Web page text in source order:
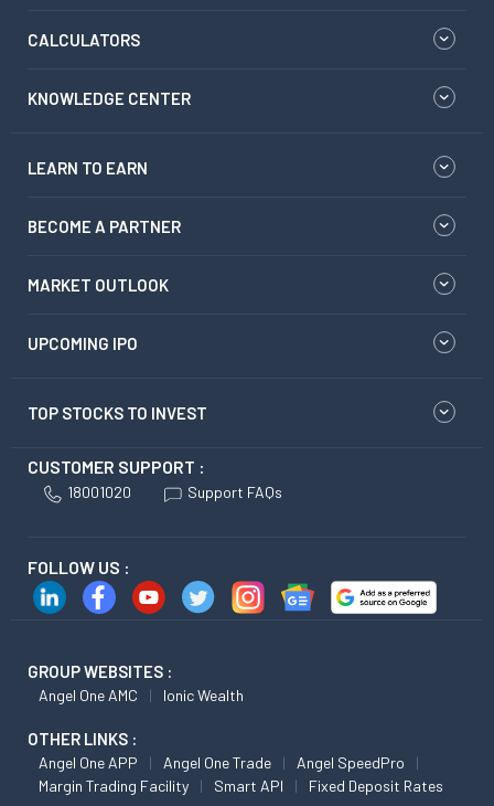
CALCULATORS
KNOWLEDGE CENTER
LEARN TO EARN
BECOME A PARTNER
MARKET OUTLOOK
UPCOMING IPO
TOP STOCKS TO INVEST
CUSTOMER SUPPORT :
18001020 Support FAQs
FOLLOW US :
GROUP WEBSITES :
Angel One AMC Ionic Wealth
OTHER LINKS :
Angel One APP Angel One Trade
Angel SpeedPro
Margin Trading Facility
Smart API Fixed Deposit Rates